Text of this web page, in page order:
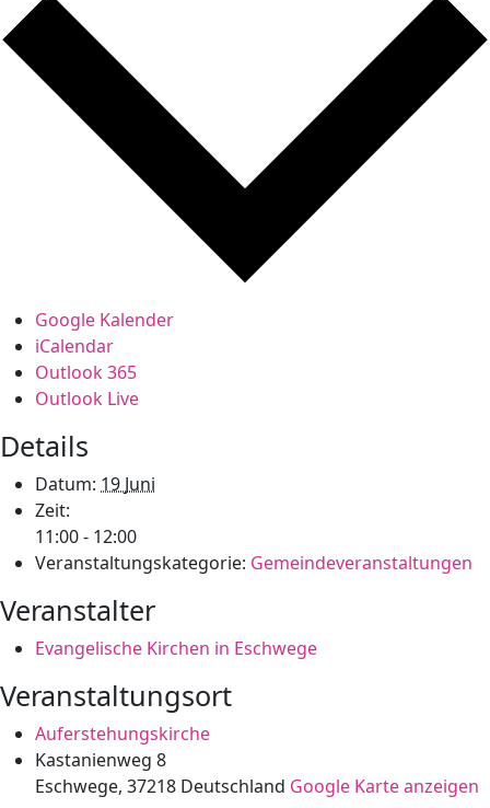
Google Kalender
iCalendar
Outlook 365
Outlook Live
Details
Datum: 19 Juni
Zeit:
11:00 - 12:00
Veranstaltungskategorie: Gemeindeveranstaltungen
Veranstalter
Evangelische Kirchen in Eschwege
Veranstaltungsort
Auferstehungskirche
Kastanienweg 8
Eschwege, 37218 Deutschland Google Karte anzeigen